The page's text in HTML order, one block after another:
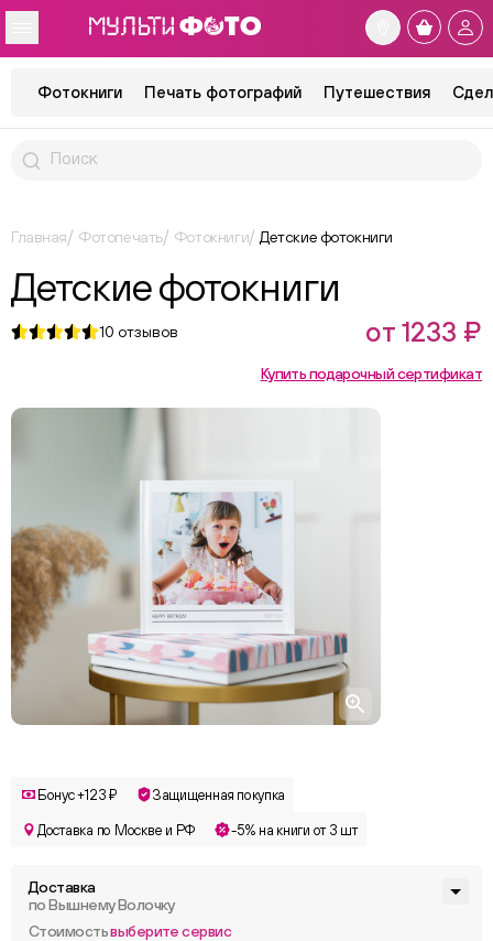
Фотокниги Печать фотографий Путешествия
Главная Фотопечать Фотокниги Детские фотокниги
Детские фотокниги
10 отзывов от 1233 ₽
Купить подарочный сертификат
Бонус +123 ₽ Защищенная покупка
Доставка по Москве и РФ -5% на книги от 3 шт
Доставка
по Вышнему Волочку
Стоимостьвыберите сервис